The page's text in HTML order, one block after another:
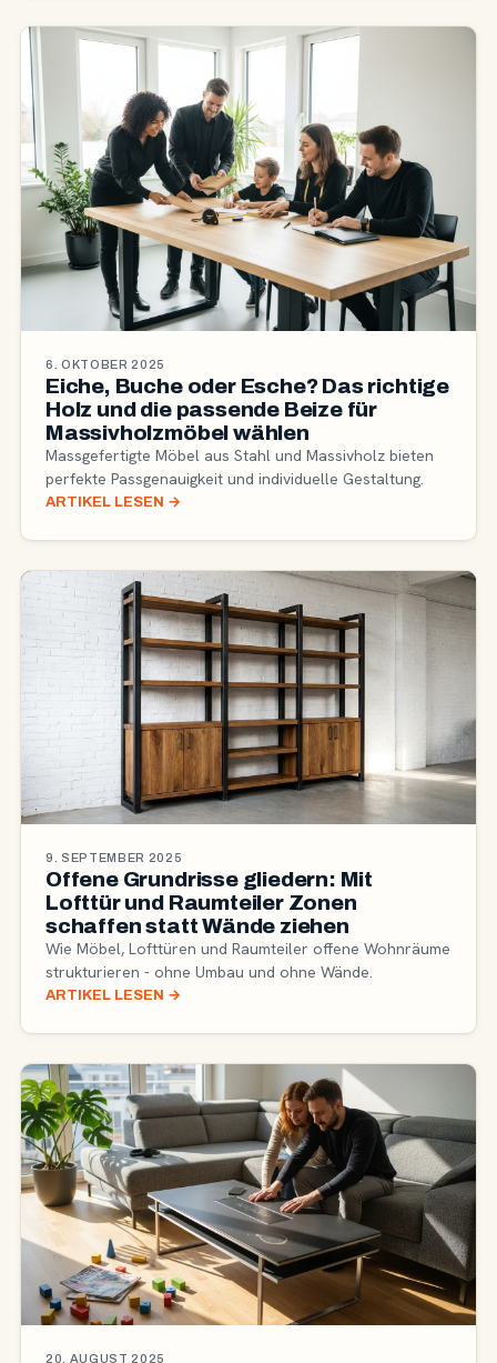
6. OKTOBER 2025
Eiche, Buche oder Esche? Das richtige
Holz und die passende Beize für
Massivholzmöbel wählen
Massgefertigte Möbel aus Stahl und Massivholz bieten
perfekte Passgenauigkeit und individuelle Gestaltung.
ARTIKEL LESEN →
9. SEPTEMBER 2025
Offene Grundrisse gliedern: Mit
Lofttür und Raumteiler Zonen
schaffen statt Wände ziehen
Wie Möbel, Lofttüren und Raumteiler offene Wohnräume
strukturieren - ohne Umbau und ohne Wände.
ARTIKEL LESEN →
20. AUGUST 2025